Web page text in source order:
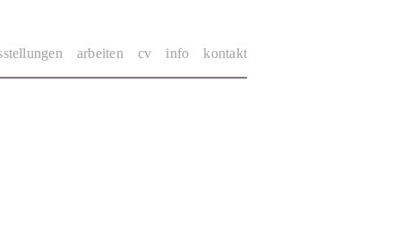
arbeiten cv info kontakt